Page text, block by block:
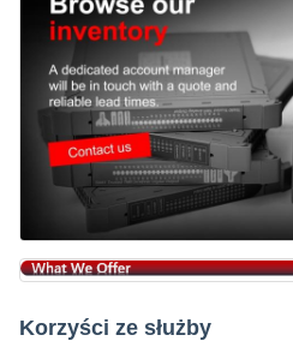
Korzyści ze służby